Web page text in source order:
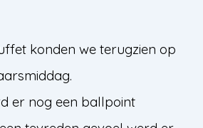
konden we terugzien op
er nog een ballpoint